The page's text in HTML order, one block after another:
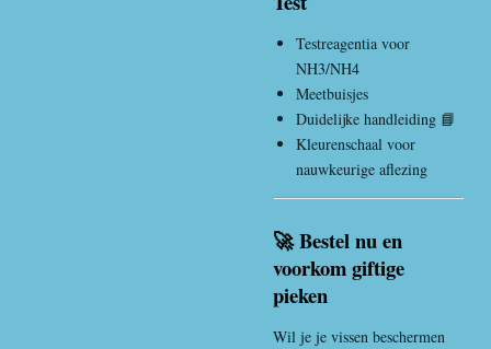
Testreagentia voor
NH3/NH4
Meetbuisjes
Duidelijke handleiding 📘
Kleurenschaal voor
nauwkeurige aflezing
🚀 Bestel nu en
voorkom giftige
pieken
Wil je je vissen beschermen